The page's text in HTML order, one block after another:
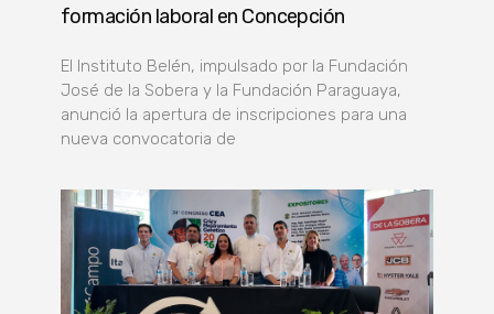
formación laboral en Concepción
El Instituto Belén, impulsado por la Fundación
José de la Sobera y la Fundación Paraguaya,
anunció la apertura de inscripciones para una
nueva convocatoria de